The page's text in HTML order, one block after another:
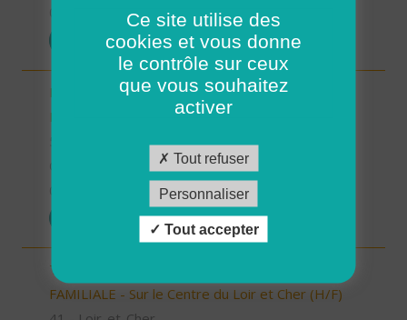
POSTULER
Responsable Secteur/ Accompagnant de
Proximité (H/F)
TECHNICIEN D’INTERVENTION SOCIALE ET
FAMILIALE - Sur le Centre du Loir et Cher (H/F)
Ce site utilise des
cookies et vous donne
le contrôle sur ceux
que vous souhaitez
activer
Tout refuser
Personnaliser
Tout accepter